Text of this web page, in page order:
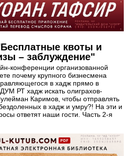
квоты и
– заблуждение"
конференции организованной
почему крупного бизнесмена
в хадж прямо в
РТ хадж искать олиграхов-
Каримов, чтобы отправлять
в хадж и умру?! На эти и
ответят наши гости. Часть 2-я